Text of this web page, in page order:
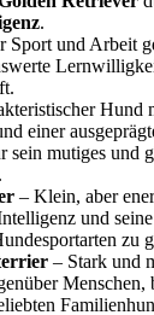
.
Sport und Arbeit
Hund
einer
sein mutiges und
– Klein, aber
und
zu
– Stark und
Menschen,